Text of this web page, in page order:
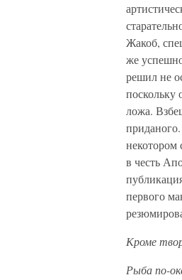
Жакоб,
же
решил не
поскольку
ложа.
некотором
в честь
первого
Кроме
Рыба по-